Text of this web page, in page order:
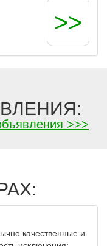
>>
>>>
качественные и